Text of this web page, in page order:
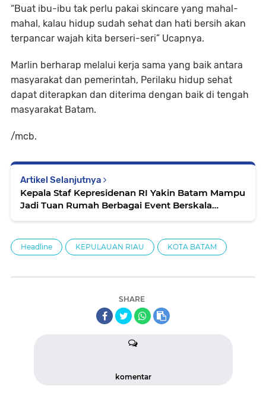
“Buat ibu-ibu tak perlu pakai skincare yang mahal-
mahal, kalau hidup sudah sehat dan hati bersih akan
terpancar wajah kita berseri-seri” Ucapnya.
Marlin berharap melalui kerja sama yang baik antara
masyarakat dan pemerintah, Perilaku hidup sehat
dapat diterapkan dan diterima dengan baik di tengah
masyarakat Batam.
/mcb.
Artikel Selanjutnya
Kepala Staf Kepresidenan RI Yakin Batam Mampu
Jadi Tuan Rumah Berbagai Event Berskala
Headline KEPULAUAN RIAU KOTA BATAM
SHARE
komentar